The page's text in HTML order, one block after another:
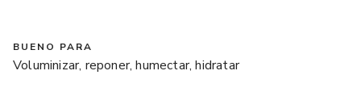
BUENO PARA
Voluminizar, reponer, humectar, hidratar